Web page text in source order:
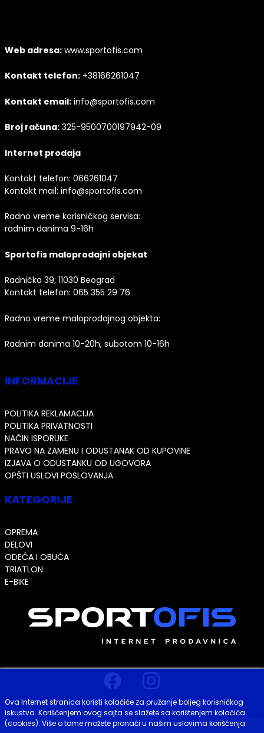
Web adresa: www.sportofis.com
Kontakt telefon: +38166261047
Kontakt email: info@sportofis.com
Broj računa: 325-9500700197942-09
Internet prodaja
Kontakt telefon: 066261047
Kontakt mail: info@sportofis.com
Radno vreme korisničkog servisa:
radnim danima 9-16h
Sportofis maloprodajni objekat
Radnička 39; 11030 Beograd
Kontakt telefon: 065 355 29 76
Radno vreme maloprodajnog objekta:
Radnim danima 10-20h, subotom 10-16h
INFORMACIJE
POLITIKA REKLAMACIJA
POLITIKA PRIVATNOSTI
NAČIN ISPORUKE
PRAVO NA ZAMENU I ODUSTANAK OD KUPOVINE
IZJAVA O ODUSTANKU OD UGOVORA
OPŠTI USLOVI POSLOVANJA
KATEGORIJE
OPREMA
DELOVI
ODEĆA I OBUĆA
TRIATLON
E-BIKE
Ova Internet stranica koristi kolačiće za pružanje boljeg korisničkog
iskustva. Korišćenjem ovog sajta se slažete sa korištenjem kolačića
(cookies). Više o tome možete pronaći u našim uslovima korišćenja.